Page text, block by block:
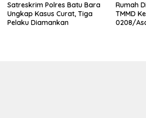
Satreskrim Polres Batu Bara
Ungkap Kasus Curat, Tiga
Pelaku Diamankan
Rumah
TMMD
0208/